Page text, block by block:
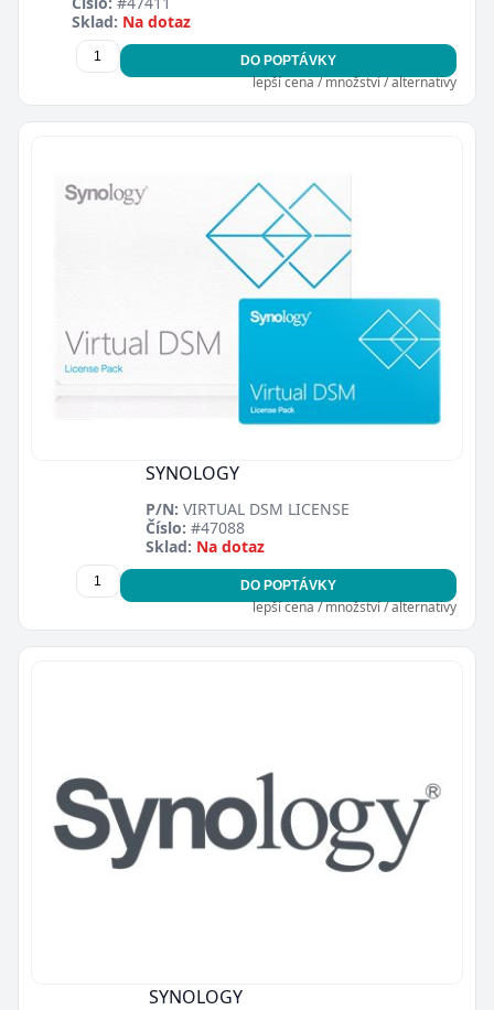
Sklad: Na dotaz
DO POPTÁVKY
lepší cena / množství / alternativy
SYNOLOGY
P/N: VIRTUAL DSM LICENSE
Číslo: #47088
Sklad: Na dotaz
DO POPTÁVKY
lepší cena / množství / alternativy
SYNOLOGY